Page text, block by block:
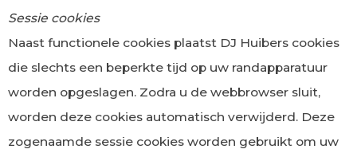
Sessie cookies
Naast functionele cookies plaatst DJ Huibers cookies
die slechts een beperkte tijd op uw randapparatuur
worden opgeslagen. Zodra u de webbrowser sluit,
worden deze cookies automatisch verwijderd. Deze
zogenaamde sessie cookies worden gebruikt om uw